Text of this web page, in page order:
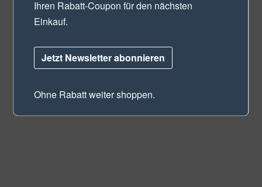
Ihren Rabatt-Coupon für den nächsten
Einkauf.
Jetzt Newsletter abonnieren
Ohne Rabatt weiter shoppen.